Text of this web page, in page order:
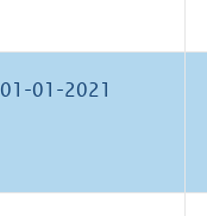
01-01-2021